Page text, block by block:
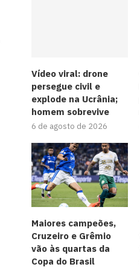
Vídeo viral: drone
persegue civil e
explode na Ucrânia;
homem sobrevive
6 de agosto de 2026
Maiores campeões,
Cruzeiro e Grêmio
vão às quartas da
Copa do Brasil